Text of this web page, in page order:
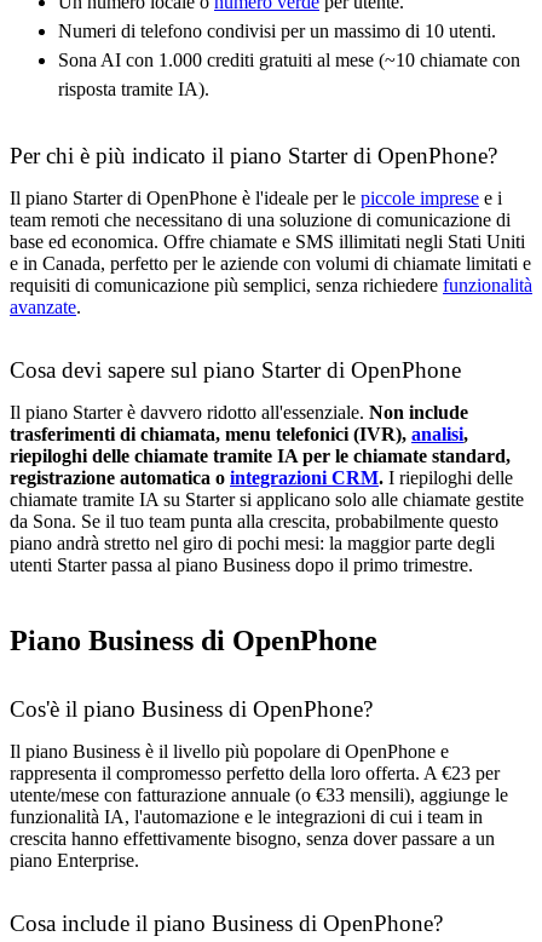
Numeri di telefono condivisi per un massimo di 10 utenti.
Sona AI con 1.000 crediti gratuiti al mese (~10 chiamate con
risposta tramite IA).
Per chi è più indicato il piano Starter di OpenPhone?
Il piano Starter di OpenPhone è l'ideale per le piccole imprese e i
team remoti che necessitano di una soluzione di comunicazione di
base ed economica. Offre chiamate e SMS illimitati negli Stati Uniti
e in Canada, perfetto per le aziende con volumi di chiamate limitati e
requisiti di comunicazione più semplici, senza richiedere funzionalità
avanzate.
Cosa devi sapere sul piano Starter di OpenPhone
Il piano Starter è davvero ridotto all'essenziale. Non include
trasferimenti di chiamata, menu telefonici (IVR), analisi,
riepiloghi delle chiamate tramite IA per le chiamate standard,
registrazione automatica o integrazioni CRM. I riepiloghi delle
chiamate tramite IA su Starter si applicano solo alle chiamate gestite
da Sona. Se il tuo team punta alla crescita, probabilmente questo
piano andrà stretto nel giro di pochi mesi: la maggior parte degli
utenti Starter passa al piano Business dopo il primo trimestre.
Piano Business di OpenPhone
Cos'è il piano Business di OpenPhone?
Il piano Business è il livello più popolare di OpenPhone e
rappresenta il compromesso perfetto della loro offerta. A €23 per
utente/mese con fatturazione annuale (o €33 mensili), aggiunge le
funzionalità IA, l'automazione e le integrazioni di cui i team in
crescita hanno effettivamente bisogno, senza dover passare a un
piano Enterprise.
Cosa include il piano Business di OpenPhone?